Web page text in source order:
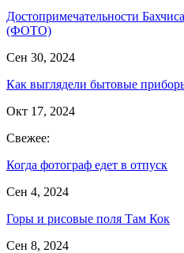
Достопримечательности
(ФОТО)
Сен 30, 2024
Как выглядели бытовые
Окт 17, 2024
Свежее:
Когда фотограф едет в отпуск
Сен 4, 2024
Горы и рисовые поля Там Кок
Сен 8, 2024